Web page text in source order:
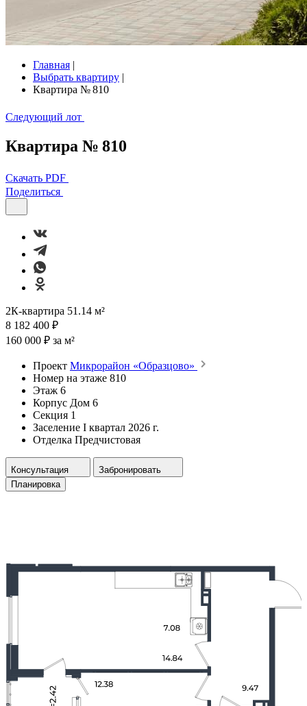
Главная |
Выбрать квартиру |
Квартира № 810
Следующий лот
Квартира № 810
Скачать PDF
Поделиться
2К-квартира 51.14 м²
8 182 400 ₽
160 000 ₽ за м²
Проект Микрорайон «Образцово»
Номер на этаже 810
Этаж 6
Корпус Дом 6
Секция 1
Заселение I квартал 2026 г.
Отделка Предчистовая
Консультация
Забронировать
Планировка